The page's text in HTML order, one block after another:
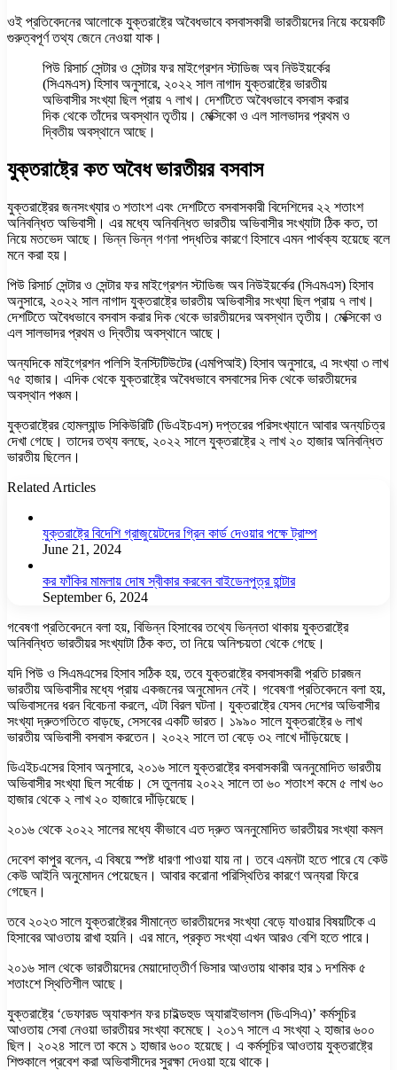
ওই প্রতিবেদনের আলোকে যুক্তরাষ্ট্রে অবৈধভাবে বসবাসকারী ভারতীয়দের নিয়ে কয়েকটি
গুরুত্বপূর্ণ তথ্য জেনে নেওয়া যাক।
পিউ রিসার্চ সেন্টার ও সেন্টার ফর মাইগ্রেশন স্টাডিজ অব নিউইয়র্কের
(সিএমএস) হিসাব অনুসারে, ২০২২ সাল নাগাদ যুক্তরাষ্ট্রে ভারতীয়
অভিবাসীর সংখ্যা ছিল প্রায় ৭ লাখ। দেশটিতে অবৈধভাবে বসবাস করার
দিক থেকে তাঁদের অবস্থান তৃতীয়। মেক্সিকো ও এল সালভাদর প্রথম ও
দ্বিতীয় অবস্থানে আছে।
যুক্তরাষ্ট্রে কত অবৈধ ভারতীয়র বসবাস
যুক্তরাষ্ট্রের জনসংখ্যার ৩ শতাংশ এবং দেশটিতে বসবাসকারী বিদেশিদের ২২ শতাংশ
অনিবন্ধিত অভিবাসী। এর মধ্যে অনিবন্ধিত ভারতীয় অভিবাসীর সংখ্যাটা ঠিক কত, তা
নিয়ে মতভেদ আছে। ভিন্ন ভিন্ন গণনা পদ্ধতির কারণে হিসাবে এমন পার্থক্য হয়েছে বলে
মনে করা হয়।
পিউ রিসার্চ সেন্টার ও সেন্টার ফর মাইগ্রেশন স্টাডিজ অব নিউইয়র্কের (সিএমএস) হিসাব
অনুসারে, ২০২২ সাল নাগাদ যুক্তরাষ্ট্রে ভারতীয় অভিবাসীর সংখ্যা ছিল প্রায় ৭ লাখ।
দেশটিতে অবৈধভাবে বসবাস করার দিক থেকে ভারতীয়দের অবস্থান তৃতীয়। মেক্সিকো ও
এল সালভাদর প্রথম ও দ্বিতীয় অবস্থানে আছে।
অন্যদিকে মাইগ্রেশন পলিসি ইনস্টিটিউটের (এমপিআই) হিসাব অনুসারে, এ সংখ্যা ৩ লাখ
৭৫ হাজার। এদিক থেকে যুক্তরাষ্ট্রে অবৈধভাবে বসবাসের দিক থেকে ভারতীয়দের
অবস্থান পঞ্চম।
যুক্তরাষ্ট্রের হোমল্যান্ড সিকিউরিটি (ডিএইচএস) দপ্তরের পরিসংখ্যানে আবার অন্যচিত্র
দেখা গেছে। তাদের তথ্য বলছে, ২০২২ সালে যুক্তরাষ্ট্রে ২ লাখ ২০ হাজার অনিবন্ধিত
ভারতীয় ছিলেন।
Related Articles
যুক্তরাষ্ট্রে বিদেশি গ্রাজুয়েটদের গ্রিন কার্ড দেওয়ার পক্ষে ট্রাম্প
June 21, 2024
কর ফাঁকির মামলায় দোষ স্বীকার করবেন বাইডেনপুত্র হান্টার
September 6, 2024
গবেষণা প্রতিবেদনে বলা হয়, বিভিন্ন হিসাবের তথ্যে ভিন্নতা থাকায় যুক্তরাষ্ট্রে
অনিবন্ধিত ভারতীয়র সংখ্যাটা ঠিক কত, তা নিয়ে অনিশ্চয়তা থেকে গেছে।
যদি পিউ ও সিএমএসের হিসাব সঠিক হয়, তবে যুক্তরাষ্ট্রে বসবাসকারী প্রতি চারজন
ভারতীয় অভিবাসীর মধ্যে প্রায় একজনের অনুমোদন নেই। গবেষণা প্রতিবেদনে বলা হয়,
অভিবাসনের ধরন বিবেচনা করলে, এটা বিরল ঘটনা। যুক্তরাষ্ট্রে যেসব দেশের অভিবাসীর
সংখ্যা দ্রুতগতিতে বাড়ছে, সেসবের একটি ভারত। ১৯৯০ সালে যুক্তরাষ্ট্রে ৬ লাখ
ভারতীয় অভিবাসী বসবাস করতেন। ২০২২ সালে তা বেড়ে ৩২ লাখে দাঁড়িয়েছে।
ডিএইচএসের হিসাব অনুসারে, ২০১৬ সালে যুক্তরাষ্ট্রে বসবাসকারী অননুমোদিত ভারতীয়
অভিবাসীর সংখ্যা ছিল সর্বোচ্চ। সে তুলনায় ২০২২ সালে তা ৬০ শতাংশ কমে ৫ লাখ ৬০
হাজার থেকে ২ লাখ ২০ হাজারে দাঁড়িয়েছে।
২০১৬ থেকে ২০২২ সালের মধ্যে কীভাবে এত দ্রুত অননুমোদিত ভারতীয়র সংখ্যা কমল
দেবেশ কাপুর বলেন, এ বিষয়ে স্পষ্ট ধারণা পাওয়া যায় না। তবে এমনটা হতে পারে যে কেউ
কেউ আইনি অনুমোদন পেয়েছেন। আবার করোনা পরিস্থিতির কারণে অন্যরা ফিরে
গেছেন।
তবে ২০২৩ সালে যুক্তরাষ্ট্রের সীমান্তে ভারতীয়দের সংখ্যা বেড়ে যাওয়ার বিষয়টিকে এ
হিসাবের আওতায় রাখা হয়নি। এর মানে, প্রকৃত সংখ্যা এখন আরও বেশি হতে পারে।
২০১৬ সাল থেকে ভারতীয়দের মেয়াদোত্তীর্ণ ভিসার আওতায় থাকার হার ১ দশমিক ৫
শতাংশে স্থিতিশীল আছে।
যুক্তরাষ্ট্রে ‘ডেফারড অ্যাকশন ফর চাইল্ডহুড অ্যারাইভালস (ডিএসিএ)’ কর্মসূচির
আওতায় সেবা নেওয়া ভারতীয়র সংখ্যা কমেছে। ২০১৭ সালে এ সংখ্যা ২ হাজার ৬০০
ছিল। ২০২৪ সালে তা কমে ১ হাজার ৬০০ হয়েছে। এ কর্মসূচির আওতায় যুক্তরাষ্ট্রে
শিশুকালে প্রবেশ করা অভিবাসীদের সুরক্ষা দেওয়া হয়ে থাকে।